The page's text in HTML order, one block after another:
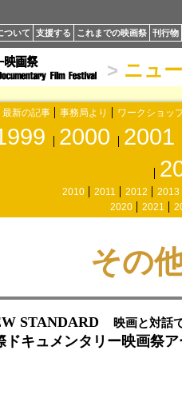
ついて 支援する これまでの映画祭 刊行物
> ニュ
最新の記事 事務局より ワークショッ
2000 2001
2010 2011 2012
2013
2020
2021
その
STANDARD 映画と対話
ドキュメンタリー映画祭